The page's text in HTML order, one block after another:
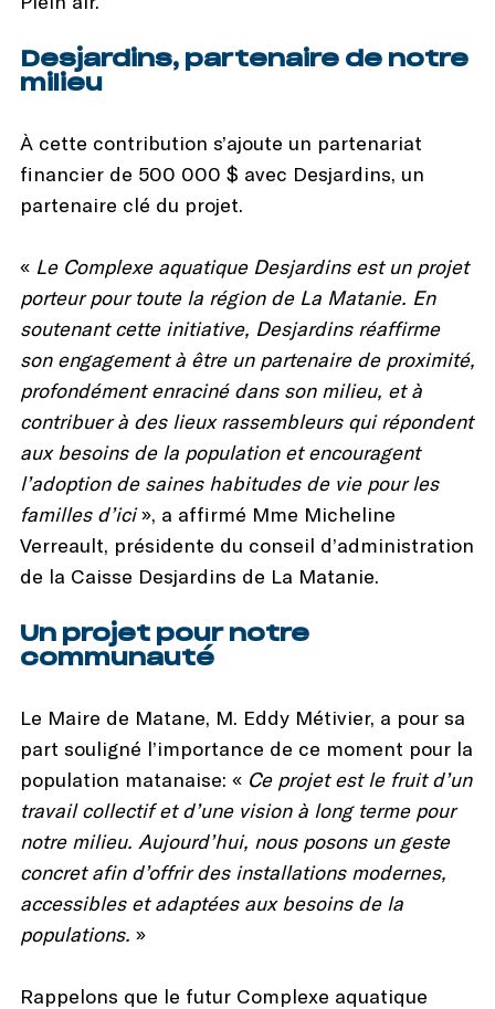
Desjardins, partenaire de notre
milieu
À cette contribution s’ajoute un partenariat
financier de 500 000 $ avec Desjardins, un
partenaire clé du projet.
« Le Complexe aquatique Desjardins est un projet
porteur pour toute la région de La Matanie. En
soutenant cette initiative, Desjardins réaffirme
son engagement à être un partenaire de proximité,
profondément enraciné dans son milieu, et à
contribuer à des lieux rassembleurs qui répondent
aux besoins de la population et encouragent
l’adoption de saines habitudes de vie pour les
familles d’ici», a affirmé Mme Micheline
Verreault, présidente du conseil d’administration
de la Caisse Desjardins de La Matanie.
Un projet pour notre
communauté
Le Maire de Matane, M. Eddy Métivier, a pour sa
part souligné l’importance de ce moment pour la
population matanaise: « Ce projet est le fruit d’un
travail collectif et d’une vision à long terme pour
notre milieu. Aujourd’hui, nous posons un geste
concret afin d’offrir des installations modernes,
accessibles et adaptées aux besoins de la
populations. »
Rappelons que le futur Complexe aquatique